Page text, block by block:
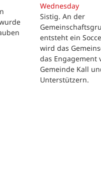
Wednesday
Sistig. An der
entsteht ein
wird das
das Engagement
Gemeinde Kall
Unterstützern.